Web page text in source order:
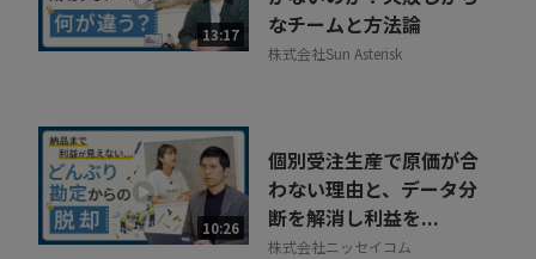
13:17
なチームと方法論
株式会社Sun Asterisk
10:26
個別受注生産で原価が合
わない理由と、データ分
断を解消し利益を...
株式会社ニッセイコム